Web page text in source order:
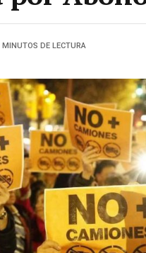
MINUTOS DE LECTURA